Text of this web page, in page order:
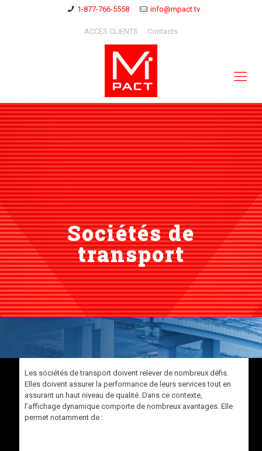
1-877-766-5558 info@mpact.tv
ACCÈS CLIENTS Contacts
Sociétés de
transport
Les sociétés de transport doivent relever de nombreux défis.
Elles doivent assurer la performance de leurs services tout en
assurant un haut niveau de qualité. Dans ce contexte,
l’affichage dynamique comporte de nombreux avantages. Elle
permet notamment de :